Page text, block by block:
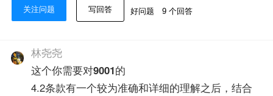
关注问题 写回答 好问题 9 个回答
林尧尧
这个你需要对9001的
4.2条款有一个较为准确和详细的理解之后，结合